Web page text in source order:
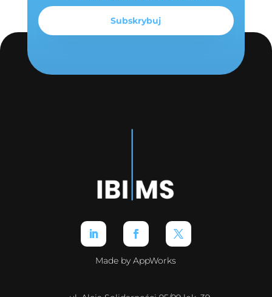
Made by AppWorks